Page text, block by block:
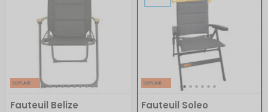
Fauteuil Belize Fauteuil Soleo